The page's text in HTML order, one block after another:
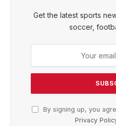
Get the latest sports
soccer,
By signing up, you
Privacy